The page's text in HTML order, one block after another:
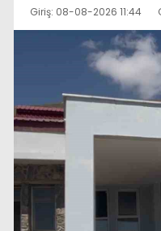
Giriş: 08-08-2026 11:44